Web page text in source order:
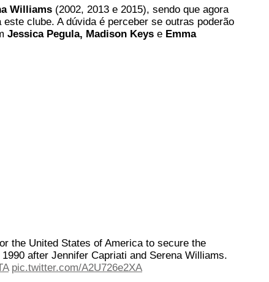
Williams (2002, 2013 e 2015), sendo que agora
clube. A dúvida é perceber se outras poderão
Jessica Pegula, Madison Keys e Emma
the United States of America to secure the
after Jennifer Capriati and Serena Williams.
pic.twitter.com/A2U726e2XA